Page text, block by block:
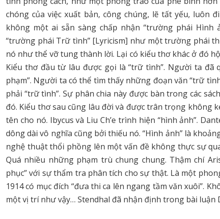
chóng của việc xuất bản, công chúng, lẽ tất yếu, luôn
không một ai sẵn sàng chấp nhận “trường phái
“trường phái Trữ tình” [Lyricism] như một trường phái
nó như thể vỡ tung thành lời. Lại có kiểu thơ khác ở đó
Kiểu thơ đầu từ lâu được gọi là “trữ tình”. Người ta đã
phạm”. Người ta có thể tìm thấy những đoạn văn “trữ
phải “trữ tình”. Sự phân chia này được bàn trong các
đó. Kiểu thơ sau cũng lâu đời và được trân trọng không
tên cho nó. Ibycus và Liu Ch’e trình hiện “hình ảnh”.
dông dài vô nghĩa cũng bởi thiếu nó. “Hình ảnh” là
nghệ thuật thổi phồng lên một vấn đề không thực sự
Quá nhiều những phạm trù chung chung. Thậm chí
phục” với sự thẩm tra phân tích cho sự thật. Là một
1914 có mục đích “đưa thi ca lên ngang tầm văn xuôi”.
một vị trí như vậy… Stendhal đã nhận định trong bài luận